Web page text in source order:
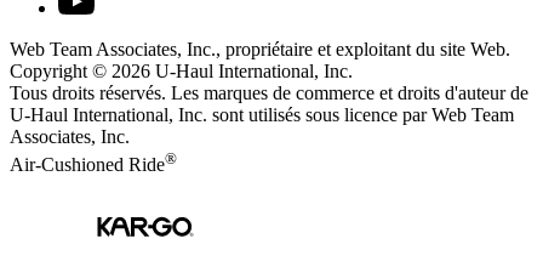
Web Team Associates, Inc., propriétaire et exploitant du site Web.
Copyright © 2026 U-Haul International, Inc.
Tous droits réservés. Les marques de commerce et droits d'auteur de
U-Haul International, Inc. sont utilisés sous licence par Web Team
Associates, Inc.
Air-Cushioned Ride®